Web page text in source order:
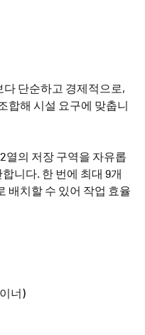
다 단순하고 경제적으로,
합해 시설 요구에 맞춥니
열의 저장 구역을 자유롭
니다. 한 번에 최대 9개
배치할 수 있어 작업 효율
너)